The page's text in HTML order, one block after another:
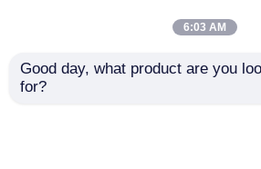
6:03 AM
Good day, what product are you
for?